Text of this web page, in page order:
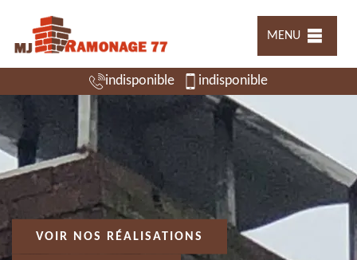
MENU
indisponible indisponible
VOIR NOS RÉALISATIONS